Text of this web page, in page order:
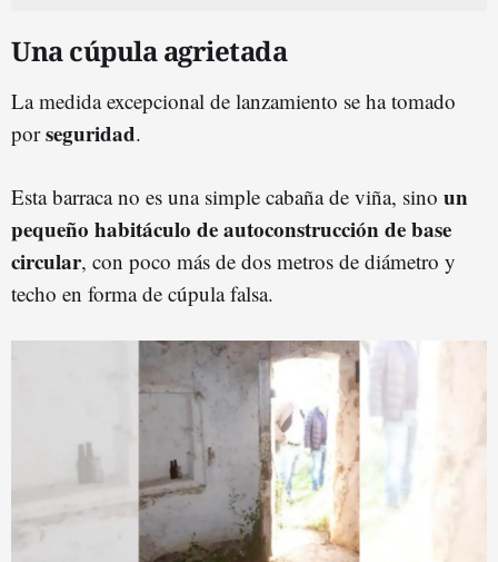
Una cúpula agrietada
La medida excepcional de lanzamiento se ha tomado
porseguridad.
Esta barraca no es una simple cabaña de viña, sino un
pequeño habitáculo de autoconstrucción de base
circular, con poco más de dos metros de diámetro y
techo en forma de cúpula falsa.